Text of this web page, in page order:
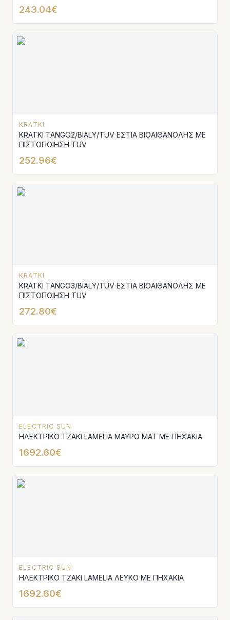
243.04€
KRATKI
KRATKI TANGO2/BIALY/TUV ΕΣΤΙΑ ΒΙΟΑΙΘΑΝΟΛΗΣ ΜΕ
ΠΙΣΤΟΠΟΙΗΣΗ TUV
252.96€
KRATKI
KRATKI TANGO3/BIALY/TUV ΕΣΤΙΑ ΒΙΟΑΙΘΑΝΟΛΗΣ ΜΕ
ΠΙΣΤΟΠΟΙΗΣΗ TUV
272.80€
ELECTRIC SUN
ΗΛΕΚΤΡΙΚΟ ΤΖΑΚΙ LAMELIA ΜΑΥΡΟ ΜΑΤ ΜΕ ΠΗΧΑΚΙΑ
1692.60€
ELECTRIC SUN
ΗΛΕΚΤΡΙΚΟ ΤΖΑΚΙ LAMELIA ΛΕΥΚΟ ΜΕ ΠΗΧΑΚΙΑ
1692.60€